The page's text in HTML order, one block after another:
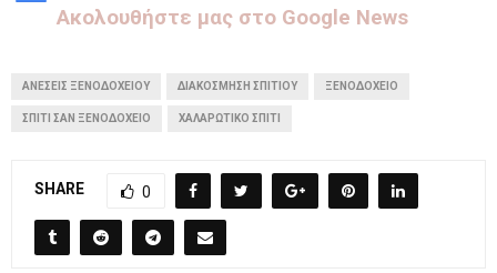
Aκολουθήστε μας στo Google News
ΑΝΈΣΕΙΣ ΞΕΝΟΔΟΧΕΊΟΥ ΔΙΑΚΟΣΜΗΣΗ ΣΠΙΤΙΟΥ ΞΕΝΟΔΟΧΕΊΟ
ΣΠΊΤΙ ΣΑΝ ΞΕΝΟΔΟΧΕΊΟ ΧΑΛΑΡΩΤΙΚΌ ΣΠΊΤΙ
SHARE 0